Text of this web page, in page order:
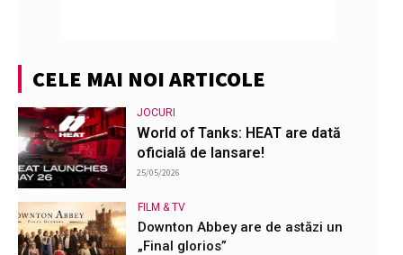
CELE MAI NOI ARTICOLE
JOCURI
World of Tanks: HEAT are dată
oficială de lansare!
25/05/2026
FILM & TV
Downton Abbey are de astăzi un
„Final glorios”